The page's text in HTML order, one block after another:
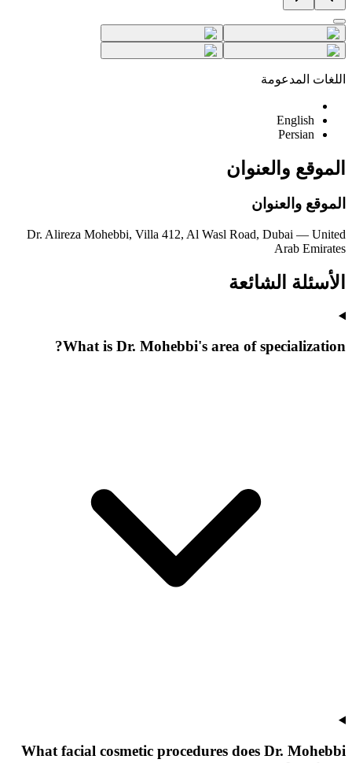
اللغات المدعومة
English
Persian
الموقع والعنوان
الموقع والعنوان
Dr. Alireza Mohebbi, Villa 412, Al Wasl Road, Dubai — United
Arab Emirates
الأسئلة الشائعة
What is Dr. Mohebbi's area of specialization?
What facial cosmetic procedures does Dr. Mohebbi